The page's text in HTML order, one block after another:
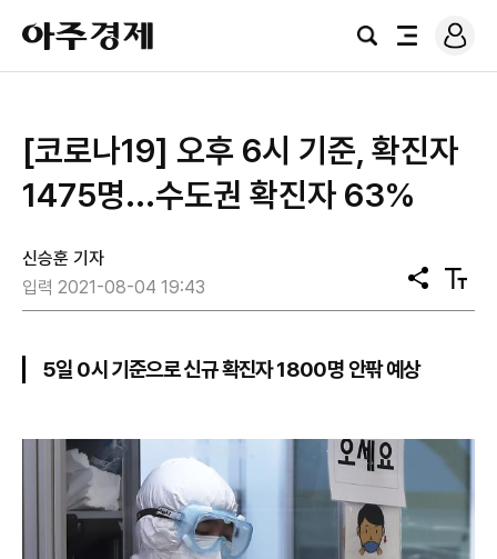
아
주
경
검
전
로
그
​[코로나19] 오후 6시 기준, 확진자
1475명...수도권 확진자 63%
신승훈 기자
입력 2021-08-04 19:43
공
유
텍
스
5일 0시 기준으로 신규 확진자 1800명 안팎 예상